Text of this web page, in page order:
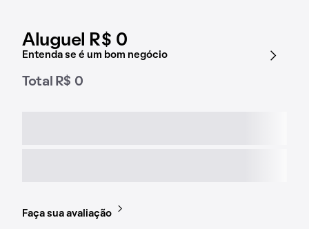
Aluguel R$ 0
Entenda se é um bom negócio
Total R$ 0
Faça sua avaliação